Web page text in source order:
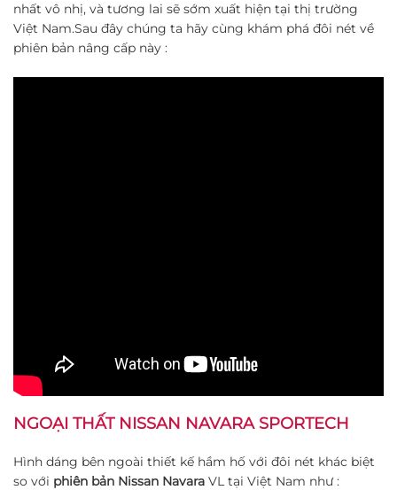
nhất vô nhị, và tương lai sẽ sớm xuất hiện tại thị trường
Việt Nam.Sau đây chúng ta hãy cùng khám phá đôi nét về
phiên bản nâng cấp này :
NGOẠI THẤT NISSAN NAVARA SPORTECH
Hình dáng bên ngoài thiết kế hầm hố với đôi nét khác biệt
so với phiên bản Nissan Navara VL tại Việt Nam như :